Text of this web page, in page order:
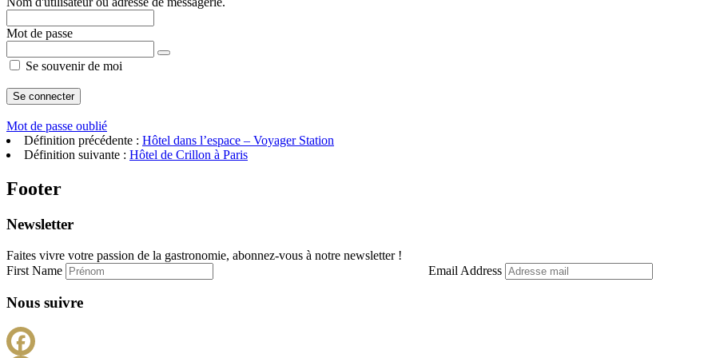
Mot de passe
Se souvenir de moi
Mot de passe oublié
Définition précédente : Hôtel dans l’espace – Voyager Station
Définition suivante : Hôtel de Crillon à Paris
Footer
Newsletter
Faites vivre votre passion de la gastronomie, abonnez-vous à notre newsletter !
First Name
Email Address
Nous suivre